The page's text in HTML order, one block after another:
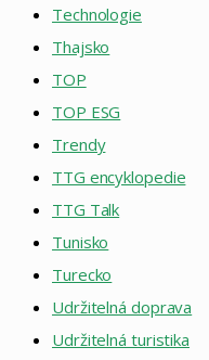
Technologie
Thajsko
TOP
TOP ESG
Trendy
TTG encyklopedie
TTG Talk
Tunisko
Turecko
Udržitelná doprava
Udržitelná turistika